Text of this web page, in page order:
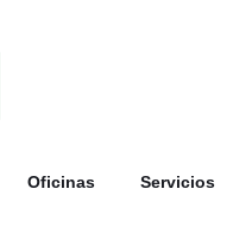
Oficinas Servicios